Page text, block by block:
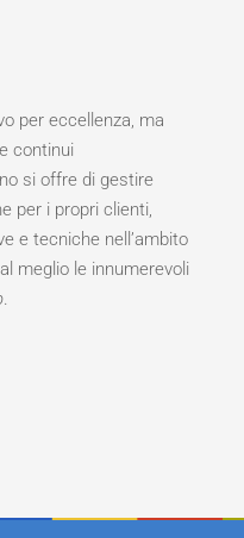
per eccellenza, ma
continui
si offre di gestire
per i propri clienti,
e tecniche nell’ambito
meglio le innumerevoli
.